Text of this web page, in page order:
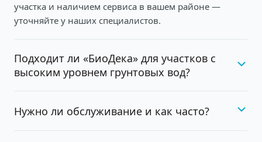
участка и наличием сервиса в вашем районе —
уточняйте у наших специалистов.
Подходит ли «БиоДека» для участков с
высоким уровнем грунтовых вод?
Нужно ли обслуживание и как часто?